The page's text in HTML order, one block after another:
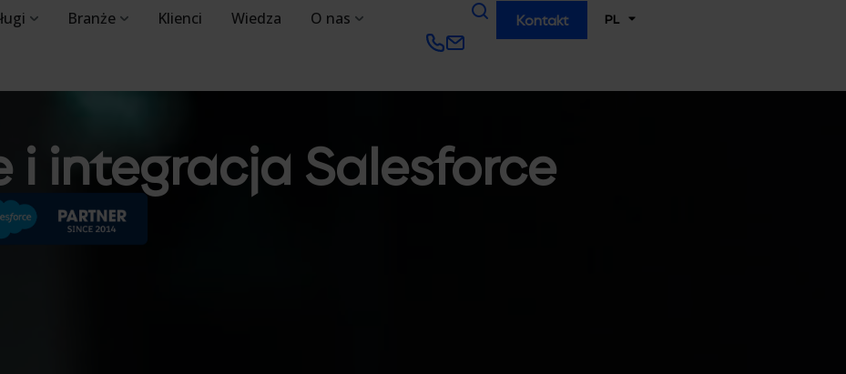
Branże Klienci Wiedza O nas Kontakt PL
i integracja Salesforce